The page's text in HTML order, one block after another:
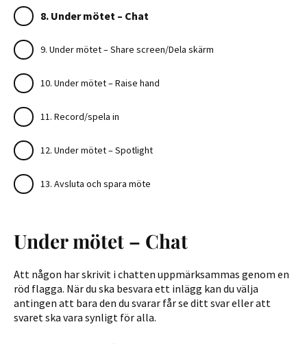
8. Under mötet – Chat
9. Under mötet – Share screen/Dela skärm
10. Under mötet – Raise hand
11. Record/spela in
12. Under mötet – Spotlight
13. Avsluta och spara möte
Under mötet – Chat
Att någon har skrivit i chatten uppmärksammas genom en
röd flagga. När du ska besvara ett inlägg kan du välja
antingen att bara den du svarar får se ditt svar eller att
svaret ska vara synligt för alla.